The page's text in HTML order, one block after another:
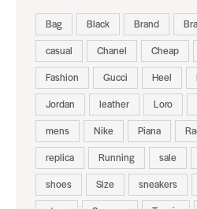
Bag Black Brand
casual
Chanel Cheap
Fashion
Gucci Heel
Jordan
leather Loro
mens
Nike Piana
replica
Running sale
shoes
Size sneakers